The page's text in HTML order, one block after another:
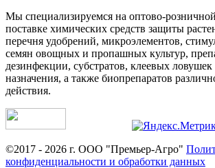
Мы специализируемся на оптово-
поставке химических средств защиты
перечня удобрений, микроэлементов,
семян овощных и пропашных культур,
дезинфекции, субстратов, клеевых
назначения, а также биопрепаратов
действия.
©2017 - 2026 г. ООО "Премьер-Агро"
конфиденциальности и обработки данных